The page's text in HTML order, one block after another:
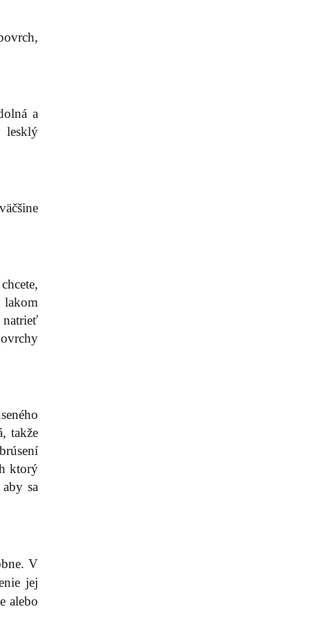
a
lesklý
lakom
takže
ktorý
sa
V
jej
alebo